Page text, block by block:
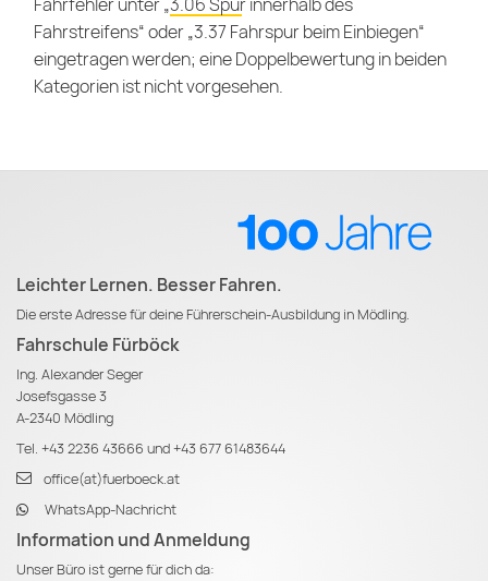
Fahrfehler unter „3.06 Spur innerhalb des
Fahrstreifens“ oder „3.37 Fahrspur beim Einbiegen“
eingetragen werden; eine Doppelbewertung in beiden
Kategorien ist nicht vorgesehen.
Leichter Lernen. Besser Fahren.
Die erste Adresse für deine Führerschein-Ausbildung in Mödling.
Fahrschule Fürböck
Ing. Alexander Seger
Josefsgasse 3
A-2340 Mödling
Tel. +43 2236 43666 und+43 677 61483644
office(at)fuerboeck.at
WhatsApp-Nachricht
Information und Anmeldung
Unser Büro ist gerne für dich da: